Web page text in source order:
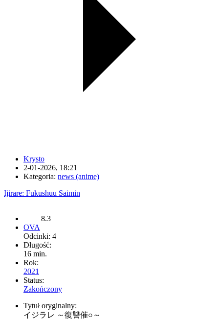
Krysto
2-01-2026, 18:21
Kategoria: news (anime)
Ijirare: Fukushuu Saimin
8.3
OVA
Odcinki: 4
Długość:
16 min.
Rok:
2021
Status:
Zakończony
Tytuł oryginalny:
イジラレ ～復讐催○～